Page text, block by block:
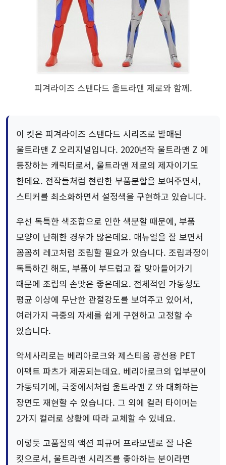
피겨라이즈 스탠다드 울트라맨 제로와 함께.
이 킷은 피겨라이즈 스탠다드 시리즈로 발매된
울트라맨 Z 오리지널입니다. 2020년작 울트라맨 Z 에
등장하는 캐릭터로서, 울트라맨 제로의 제자이기도
한데요. 전작들처럼 현란한 부품분할을 보여주면서,
스티커를 최소화하면서 설정색을 구현하고 있습니다.
우선 독특한 색조합으로 인한 색분할 때문에, 부품
모양이 난해한 경우가 많은데요. 매뉴얼을 잘 보면서
꼼꼼히 레고처럼 조립할 필요가 있습니다. 조립과정이
독특하긴 해도, 부품이 부드럽고 잘 맞아들어가기
때문에 조립의 손맛은 좋은데요. 전체적인 가동성도
평균 이상에 무난한 관절강도를 보여주고 있어서,
여러가지 극중의 자세를 쉽게 구현하고 고정할 수
있습니다.
악세사리로는 베리아로크와 제스티움 광선용 PET
이펙트 파츠가 제공되는데요. 베리아로크의 입부분이
가동되기에, 극중에서처럼 울트라맨 Z 와 대화하는
장면도 재현할 수 있습니다. 그 외에 컬러 타이머는
2가지 컬러로 상황에 따라 교체할 수 있네요.
이렇듯 고품질의 액션 피규어 프라모델로 잘 나온
킷으로서, 울트라맨 시리즈를 좋아하는 분이라면